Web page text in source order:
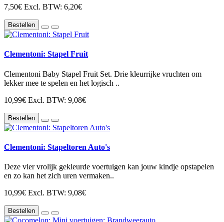
7,50€ Excl. BTW: 6,20€
Bestellen
Clementoni: Stapel Fruit
Clementoni Baby Stapel Fruit Set. Drie kleurrijke vruchten om
lekker mee te spelen en het logisch ..
10,99€ Excl. BTW: 9,08€
Bestellen
Clementoni: Stapeltoren Auto's
Deze vier vrolijk gekleurde voertuigen kan jouw kindje opstapelen
en zo kan het zich uren vermaken..
10,99€ Excl. BTW: 9,08€
Bestellen